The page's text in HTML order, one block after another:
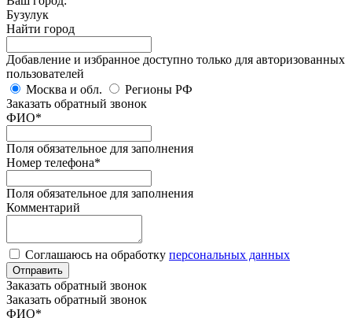
Бузулук
Найти город
Добавление и избранное доступно только для авторизованных
пользователей
Москва и обл.
Регионы РФ
Заказать обратный звонок
ФИО*
Поля обязательное для заполнения
Номер телефона*
Поля обязательное для заполнения
Комментарий
Соглашаюсь на обработку персональных данных
Отправить
Заказать обратный звонок
Заказать обратный звонок
ФИО*